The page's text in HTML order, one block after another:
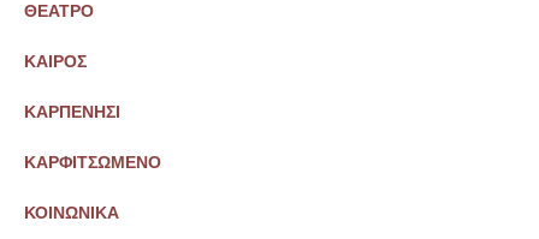
ΘΕΑΤΡΟ
ΚΑΙΡΟΣ
ΚΑΡΠΕΝΗΣΙ
ΚΑΡΦΙΤΣΩΜΕΝΟ
ΚΟΙΝΩΝΙΚΑ